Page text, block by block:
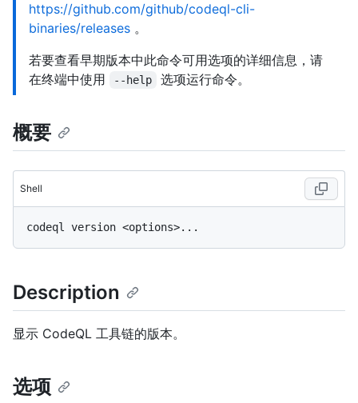
https://github.com/github/codeql-cli-
binaries/releases 。
若要查看早期版本中此命令可用选项的详细信息，请
在终端中使用
--help 选项运行命令。
概要
Shell
Description
显示 CodeQL 工具链的版本。
选项